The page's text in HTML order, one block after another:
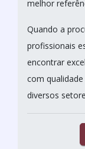
melhor
Quando a
profissionais
encontrar
com
diversos